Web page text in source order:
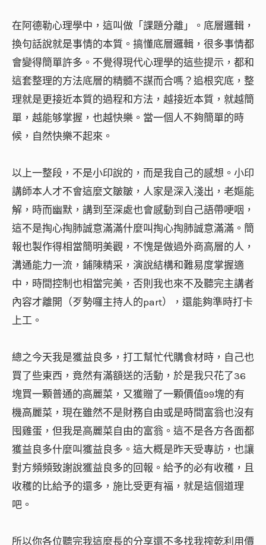
在阿德勒心理學中，這叫做「課題分離」。底層邏輯，
換句話說就是事情的本質。搞懂底層邏輯，很多事情都
會變得簡單許多。不覺得現代心理學的這些提示，都和
這套整理的方法底層的精髓不謀而合嗎？追根究底，整
理就是更接近本質的過程和方法，越接近本質，就越簡
單，越能够掌握，也越快樂。當一個人不夠簡單的時
候，自然快樂不起來。
以上一整段，不是小印說的，而是我自己的感想。小印
講師本人才不會這麼文皺皺，人家是深入淺出，老嫗能
解，時而幽默，講到至深處也會感動到自己語帶哽咽，
這不是掏心掏肺誠意滿滿什麼叫掏心掏肺誠意滿滿。簡
報也製作得相當簡明美觀，不愧是做過外商高層的人，
溝通能力一流，鋪陳精采，演說結構和難易度掌握適
中，時間控制也相當完美，否則我也來不及聽完主講者
內容才離開（歹勢囉主持人的part），還能夠準時打卡
上工。
總之今天我是獲益良多，打工幫忙代購食材時，自己也
買了些東西，竟然有滿額送的活動，於是我只花了36
塊買一顆普通的高麗菜，又獲贈了一顆價值99塊的有
機高麗菜，現在雖然不是財務自由或是時間富翁也沒有
囤雞蛋，但我是高麗菜自由的富翁。這不是各方各面都
獲益良多什麼叫獲益良多。這大概是昨天受專訪，也讓
對方頻頻致謝說獲益良多的回報。給予的必有收穫，且
收穫的比給予的還多，施比受更有福，就是這個道理
吧。
所以你各位聽完我這麼長的分享還不多找我搾乾利用價